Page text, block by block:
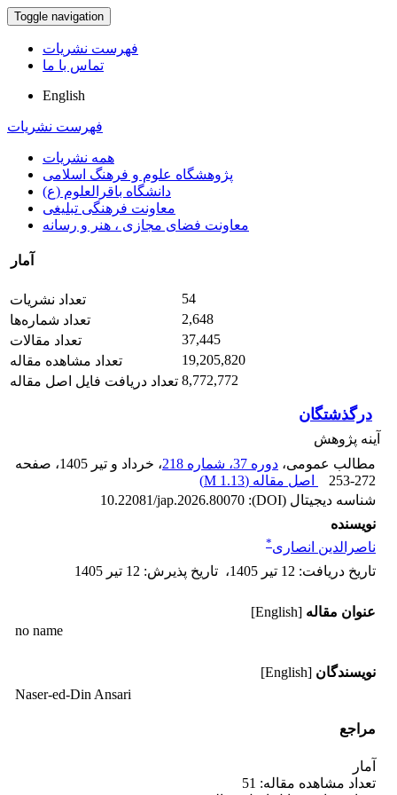
Toggle navigation
فهرست نشریات
تماس با ما
English
فهرست نشریات
همه نشریات
پژوهشگاه علوم و فرهنگ اسلامی
دانشگاه باقرالعلوم (ع)
معاونت فرهنگی تبلیغی
معاونت فضای مجازی ، هنر و رسانه
آمار
تعداد نشریات
54
تعداد شماره‌ها
2,648
تعداد مقالات
37,445
تعداد مشاهده مقاله
19,205,820
تعداد دریافت فایل اصل مقاله 8,772,772
درگذشتگان
آینه پژوهش
مطالب عمومی، دوره 37، شماره 218 ، خرداد و تیر 1405
، صفحه
253-272
اصل مقاله (1.13 M
)
شناسه دیجیتال (DOI):
10.22081/jap.2026.80070
نویسنده
ناصرالدین انصاری*
تاریخ دریافت: 12 تیر 1405 ، تاریخ پذیرش: 12 تیر 1405
عنوان مقاله [English]
no name
نویسندگان [English]
Naser-ed-Din Ansari
مراجع
آمار
تعداد مشاهده مقاله: 51